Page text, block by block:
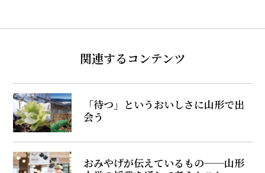
関連するコンテンツ
「待つ」というおいしさに山形で出
会う
おみやげが伝えているもの──山形